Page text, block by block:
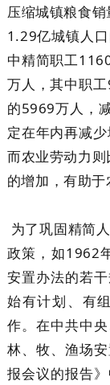
压缩城镇粮食
1.29亿城镇人
中精简职工
万人，其中职
的5969万人，
定在年内再减
而农业劳动力
的增加，有助于
为了巩固精简
政策，如1962
安置办法的若
始有计划、有
作。在中共中
林、牧、渔场
报会议的报告